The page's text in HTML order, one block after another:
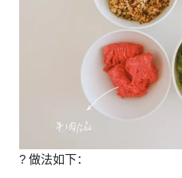
? 做法如下：